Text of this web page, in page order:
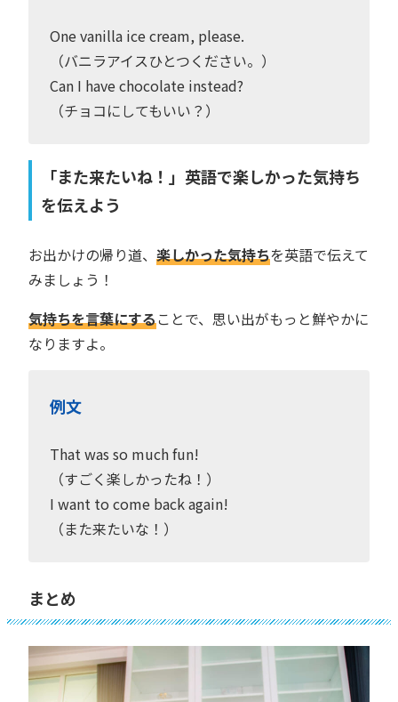
One vanilla ice cream, please.
（バニラアイスひとつください。）
Can I have chocolate instead?
（チョコにしてもいい？）
「また来たいね！」英語で楽しかった気持ち
を伝えよう
お出かけの帰り道、 楽しかった気持ちを英語で伝えて
みましょう！
気持ちを言葉にすることで、思い出がもっと鮮やかに
なりますよ。
例文
That was so much fun!
（すごく楽しかったね！）
I want to come back again!
（また来たいな！）
まとめ